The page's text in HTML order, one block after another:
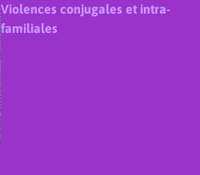
Violences conjugales et intra-
familiales